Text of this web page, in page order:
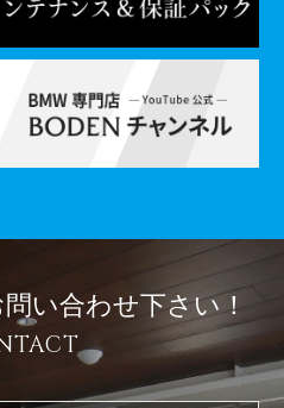
い合わせ下さい！